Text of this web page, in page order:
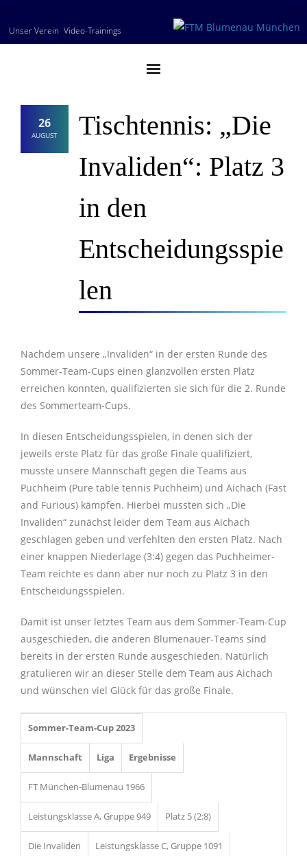
Skip
to
Unser Verein Video-Trainings
Tischtennis: „Die
Invaliden“: Platz 3
in den
Entscheidungsspie
len
26
AUGUST
Nachdem unsere „Invaliden“ in der ersten Runde des
Sommer-Team-Cups einen glanzvollen ersten Platz
erreichen konnten, qualifizierten sie sich für die 2. Runde
des Sommerteam-Cups.
In diesen Entscheidungsspielen, in denen sich der
jeweils erste Platz für das große Finale qualifiziert,
musste unsere Mannschaft gegen die Teams aus
Puchheim (Pure table tennis Puchheim) und Aichach (Fast
and Furious) kämpfen. Hierbei mussten sich „Die
Invaliden“ zunächst leider dem Team aus Aichach
geschlagen geben und verfehlten den ersten Platz. Nach
einer knappen Niederlage (3:4) gegen das Puchheimer-
Team reichte es dann aber nur noch zu Platz 3 in den
Entscheidungsspielen.
Damit ist unser letztes Team aus dem Sommer-Team-Cup
ausgeschieden, die anderen Blumenauer-Teams sind
bereits in der ersten Runde ausgeschieden. Natürlich
gratulieren wir an dieser Stelle dem Team aus Aichach
und wünschen viel Glück für das große Finale.
Sommer-Team-Cup 2023
Mannschaft Liga Ergebnisse
FT München-Blumenau 1966
Leistungsklasse A, Gruppe 949 Platz 5 (2:8)
Die Invaliden Leistungsklasse C, Gruppe 1091